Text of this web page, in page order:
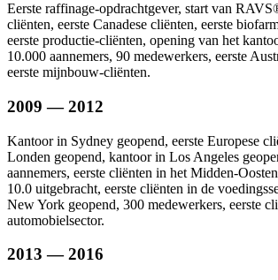
Eerste raffinage-opdrachtgever, start van
cliënten, eerste Canadese cliënten, eerste
eerste productie-cliënten, opening van het
10.000 aannemers, 90 medewerkers, eerste
eerste mijnbouw-cliënten.
2009 — 2012
Kantoor in Sydney geopend, eerste Europese
Londen geopend, kantoor in Los Angeles
aannemers, eerste cliënten in het Midden-
10.0 uitgebracht, eerste cliënten in de
New York geopend, 300 medewerkers, eerste
automobielsector.
2013 — 2016